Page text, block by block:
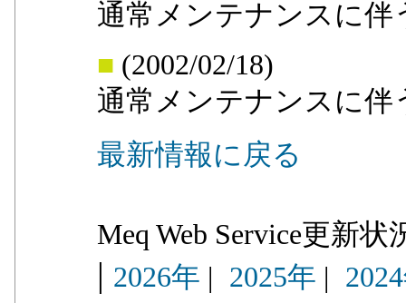
通常メンテナンスに
■ (2002/02/18)
通常メンテナンスに
最新情報に戻る
Meq Web Service更新
| 2026年 | 2025年 |